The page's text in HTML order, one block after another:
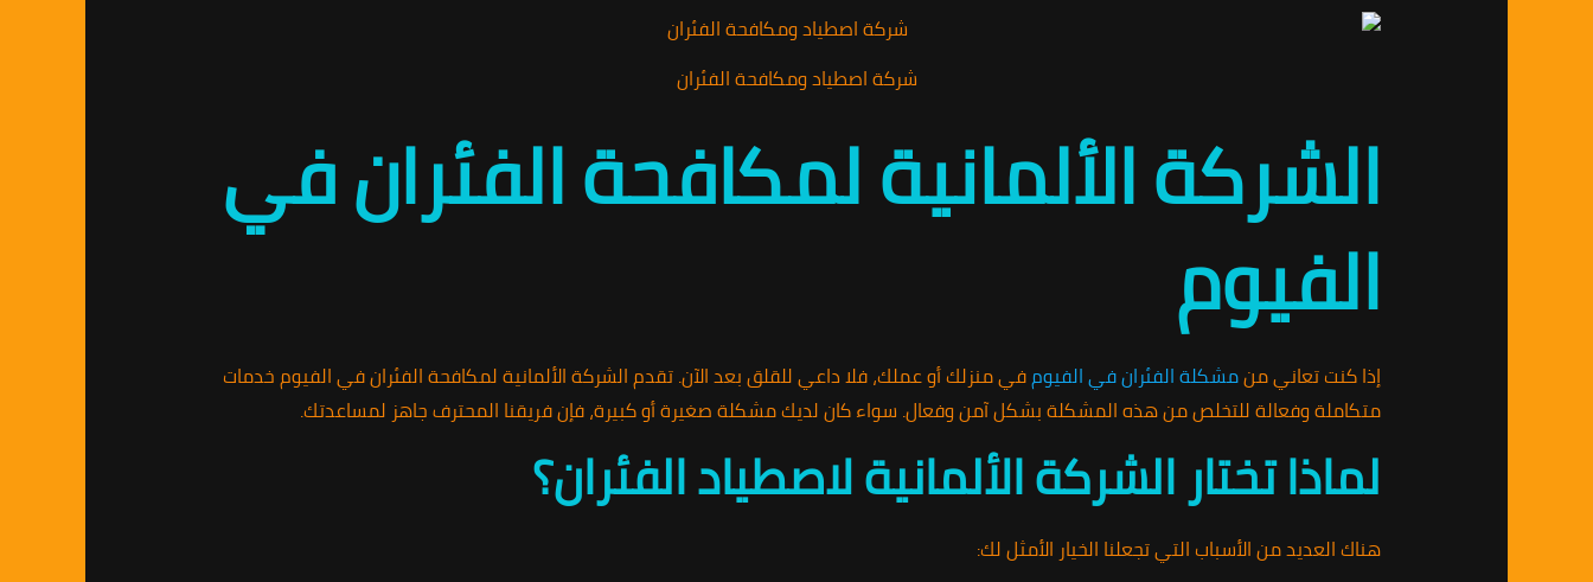
شركة اصطياد ومكافحة الفئران
الشركة الألمانية لمكافحة الفئران في
الفيوم
إذا كنت تعاني منمشكلة الفئران في الفيومفي منزلك أو عملك، فلا داعي للقلق بعد الآن. تقدم الشركة الألمانية لمكافحة الفئران في الفيوم خدمات
متكاملة وفعالة للتخلص من هذه المشكلة بشكل آمن وفعال. سواء كان لديك مشكلة صغيرة أو كبيرة، فإن فريقنا المحترف جاهز لمساعدتك.
لماذا تختار الشركة الألمانية لاصطياد الفئران؟
هناك العديد من الأسباب التي تجعلنا الخيار الأمثل لك: